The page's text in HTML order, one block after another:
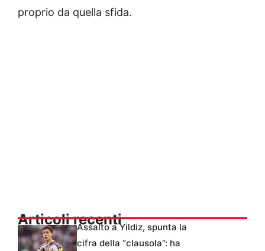
proprio da quella sfida.
Articoli recentiAssalto a Yildiz, spunta la
cifra della “clausola”: ha